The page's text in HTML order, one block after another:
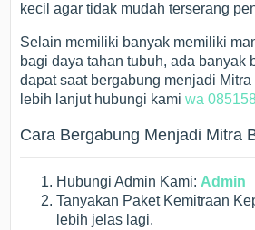
kecil agar tidak mudah terserang
Selain memiliki banyak memiliki
bagi daya tahan tubuh, ada banyak
dapat saat bergabung menjadi
lebih lanjut hubungi kamiwa
Cara Bergabung Menjadi Mitra
Hubungi Admin Kami: Admin
Tanyakan Paket Kemitraan
lebih jelas lagi.